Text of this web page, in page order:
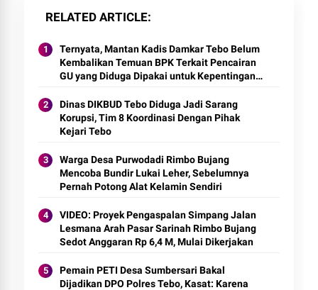
RELATED ARTICLE
Ternyata, Mantan Kadis Damkar Tebo Belum
Kembalikan Temuan BPK Terkait Pencairan
GU yang Diduga Dipakai untuk Kepentingan
Dinas DIKBUD Tebo Diduga Jadi Sarang
Korupsi, Tim 8 Koordinasi Dengan Pihak
Kejari Tebo
Warga Desa Purwodadi Rimbo Bujang
Mencoba Bundir Lukai Leher, Sebelumnya
Pernah Potong Alat Kelamin Sendiri
VIDEO: Proyek Pengaspalan Simpang Jalan
Lesmana Arah Pasar Sarinah Rimbo Bujang
Sedot Anggaran Rp 6,4 M, Mulai Dikerjakan
Pemain PETI Desa Sumbersari Bakal
Dijadikan DPO Polres Tebo, Kasat: Karena